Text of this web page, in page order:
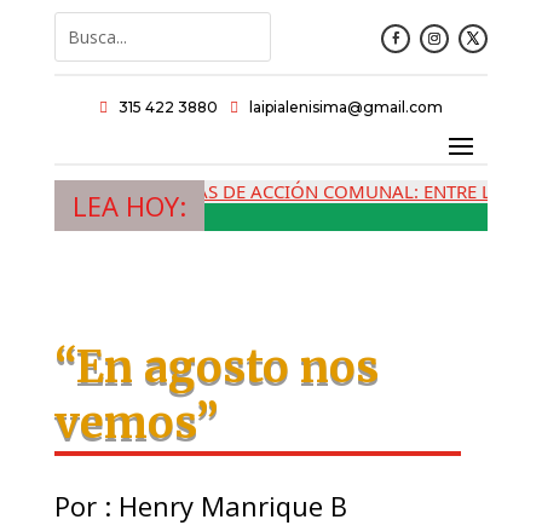
 315 422 3880  laipialenisima@gmail.com
LEA HOY:
LAS JUNTAS DE ACCIÓN COMUNAL: ENTRE LA
“En agosto nos
vemos”
Por : Henry Manrique B